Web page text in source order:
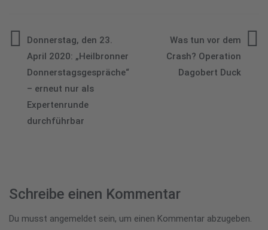
Beitragsnavigation
Donnerstag, den 23.
April 2020: „Heilbronner
Donnerstagsgespräche“
– erneut nur als
Expertenrunde
durchführbar
Was tun vor dem
Crash? Operation
Dagobert Duck
Schreibe einen Kommentar
Du musst angemeldet sein, um einen Kommentar abzugeben.